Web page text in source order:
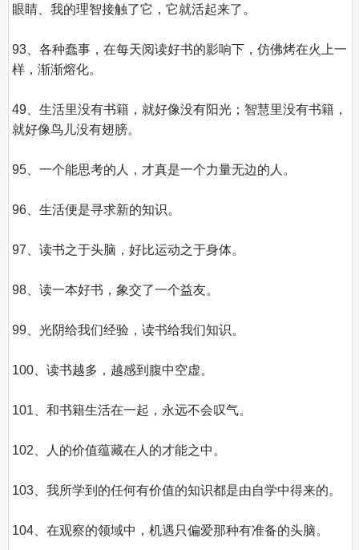
眼睛、我的理智接触了它，它就活起来了。
93、各种蠢事，在每天阅读好书的影响下，仿佛烤在火上一
样，渐渐熔化。
49、生活里没有书籍，就好像没有阳光；智慧里没有书籍，
就好像鸟儿没有翅膀。
95、一个能思考的人，才真是一个力量无边的人。
96、生活便是寻求新的知识。
97、读书之于头脑，好比运动之于身体。
98、读一本好书，象交了一个益友。
99、光阴给我们经验，读书给我们知识。
100、读书越多，越感到腹中空虚。
101、和书籍生活在一起，永远不会叹气。
102、人的价值蕴藏在人的才能之中。
103、我所学到的任何有价值的知识都是由自学中得来的。
104、在观察的领域中，机遇只偏爱那种有准备的头脑。